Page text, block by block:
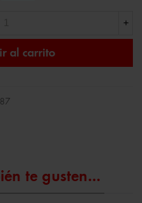
+
al carrito
te gusten...